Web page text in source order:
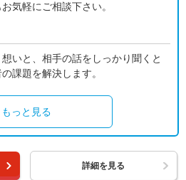
気軽にご相談下さい。
想いと、相手の話をしっかり聞くと
課題を解決します。
もっと見る
詳細を見る